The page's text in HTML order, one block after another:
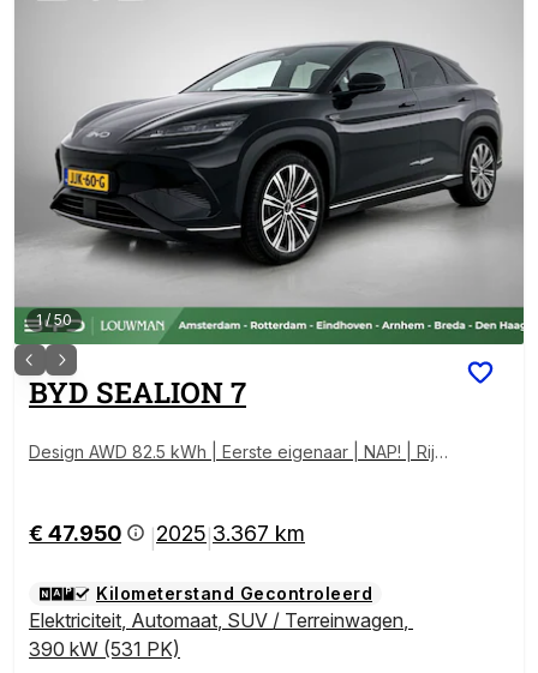
1/50
BYD SEALION 7
Design AWD 82.5 kWh | Eerste eigenaar | NAP! | Rijkl
€ 47.950 2025 3.367 km
Kilometerstand Gecontroleerd
Elektriciteit, Automaat, SUV / Terreinwagen,
390 kW (531 PK)